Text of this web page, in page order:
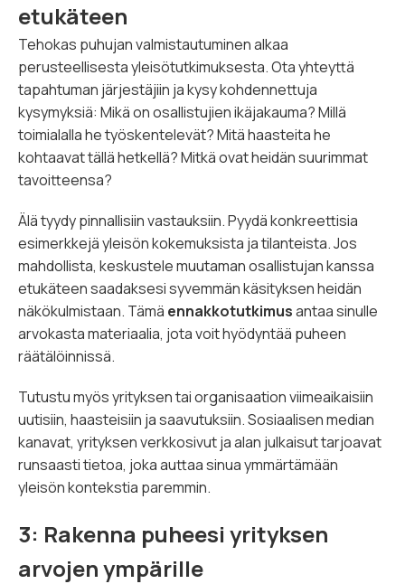
etukäteen
Tehokas puhujan valmistautuminen alkaa
perusteellisesta yleisötutkimuksesta. Ota yhteyttä
tapahtuman järjestäjiin ja kysy kohdennettuja
kysymyksiä: Mikä on osallistujien ikäjakauma? Millä
toimialalla he työskentelevät? Mitä haasteita he
kohtaavat tällä hetkellä? Mitkä ovat heidän suurimmat
tavoitteensa?
Älä tyydy pinnallisiin vastauksiin. Pyydä konkreettisia
esimerkkejä yleisön kokemuksista ja tilanteista. Jos
mahdollista, keskustele muutaman osallistujan kanssa
etukäteen saadaksesi syvemmän käsityksen heidän
näkökulmistaan. Tämä ennakkotutkimusantaa sinulle
arvokasta materiaalia, jota voit hyödyntää puheen
räätälöinnissä.
Tutustu myös yrityksen tai organisaation viimeaikaisiin
uutisiin, haasteisiin ja saavutuksiin. Sosiaalisen median
kanavat, yrityksen verkkosivut ja alan julkaisut tarjoavat
runsaasti tietoa, joka auttaa sinua ymmärtämään
yleisön kontekstia paremmin.
3: Rakenna puheesi yrityksen
arvojen ympärille